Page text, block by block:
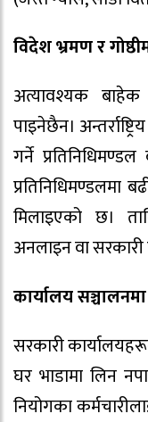
विदेश भ्रमण र
अत्यावश्यक बाहेक
पाइनेछैन।
गर्ने
प्रतिनिधिमण्डलमा
मिलाइएको छ।
अनलाइन वा
कार्यालय
सरकारी
घर भाडामा लिन
नियोगका